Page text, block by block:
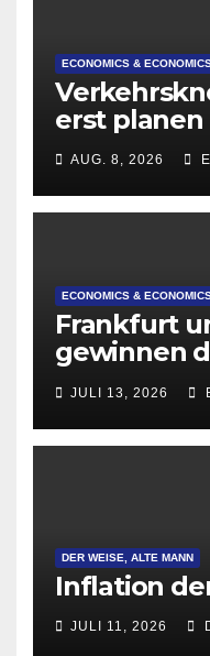
ECONOMICS &
erst planen
AUG. 8, 2026
ECONOMICS &
Frankfurt
gewinnen
Attraktivität
JULI 13, 2026
DER WEISE, ALTE MANN
Inflation
JULI 11, 2026